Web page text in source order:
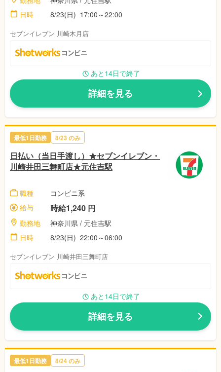
日時
8/23(日) 17:00～22:00
セブンイレブン 川崎木月店
あと14日で終了
詳細を見る
最低1日勤務 8/23 のみ
日払い（当日手渡し）★セブンイレブン・
川崎井田三舞町店★元住吉駅
職種
コンビニ系
給与
時給1,240 円
勤務地
神奈川県 / 元住吉駅
日時
8/23(日) 22:00～06:00
セブンイレブン 川崎井田三舞町店
あと14日で終了
詳細を見る
最低1日勤務 8/24 のみ